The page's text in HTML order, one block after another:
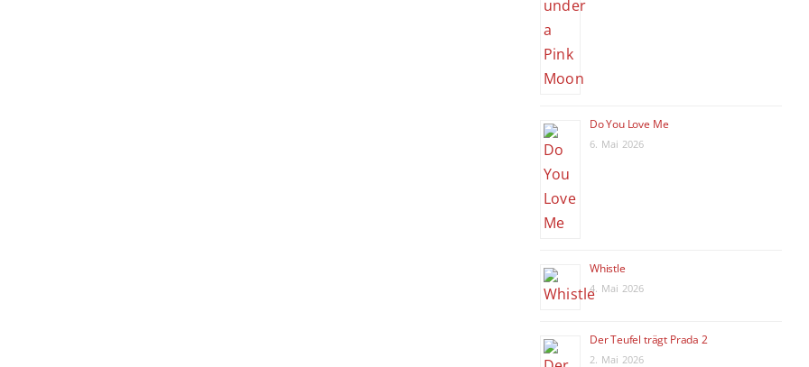
Do You Love Me
6. Mai 2026
Whistle
4. Mai 2026
Der Teufel trägt Prada 2
2. Mai 2026